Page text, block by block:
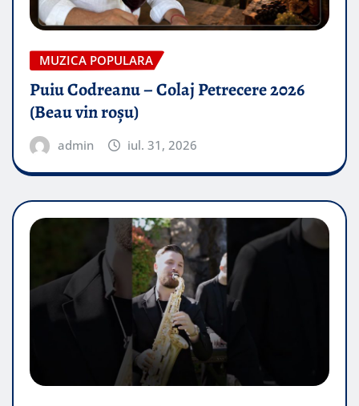
MUZICA POPULARA
Puiu Codreanu – Colaj Petrecere 2026
(Beau vin roșu)
admin iul. 31, 2026